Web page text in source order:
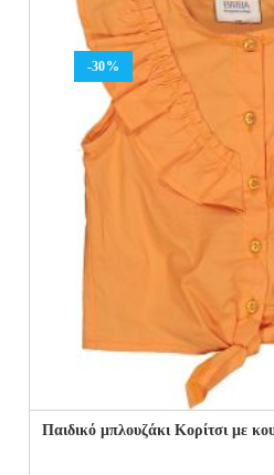
-30%
Παιδικό μπλουζάκι Κορίτσι με